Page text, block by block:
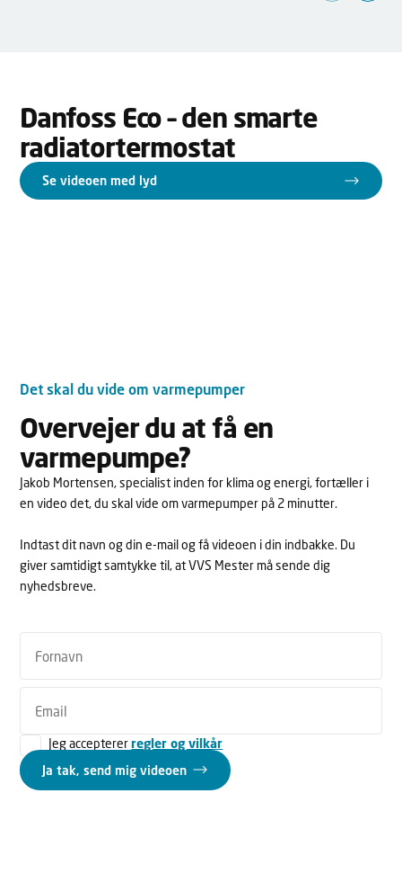
Danfoss Eco – den smarte
radiatortermostat
Se videoen med lyd
Det skal du vide om varmepumper
Overvejer du at få en
varmepumpe?
Jakob Mortensen, specialist inden for klima og energi, fortæller i
en video det, du skal vide om varmepumper på 2 minutter.
Indtast dit navn og din e-mail og få videoen i din indbakke. Du
giver samtidigt samtykke til, at VVS Mester må sende dig
nyhedsbreve.
Jeg acceptererregler og vilkår
Ja tak, send mig videoen